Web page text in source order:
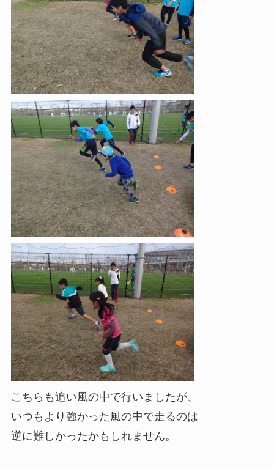
こちらも追い風の中で行いましたが、
いつもより強かった風の中で走るのは
逆に難しかったかもしれません。